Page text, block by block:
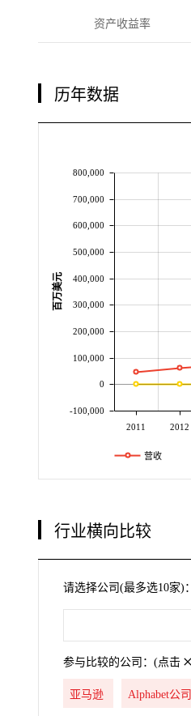
资产收益率
历年数据
2011 2012
-100,000
0
100,000
200,000
300,000
400,000
500,000
600,000
700,000
800,000
百万美元
营收
行业横向比较
请选择公司(最多选10家)：
参与比较的公司：(点击
亚马逊 Alphabet公司